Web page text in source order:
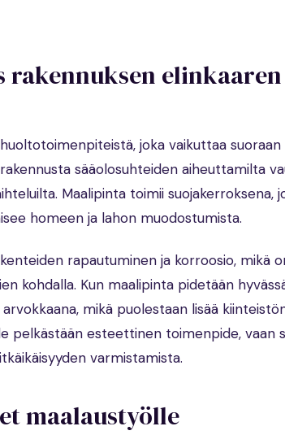
rakennuksen elinkaaren
joka vaikuttaa
sääolosuhteiden aiheuttamilta
Maalipinta toimii suojakerroksena,
homeen ja lahon muodostumista.
rapautuminen ja korroosio, mikä
kohdalla. Kun maalipinta pidetään
mikä puolestaan lisää
pelkästään esteettinen toimenpide, vaan
varmistamista.
maalaustyölle